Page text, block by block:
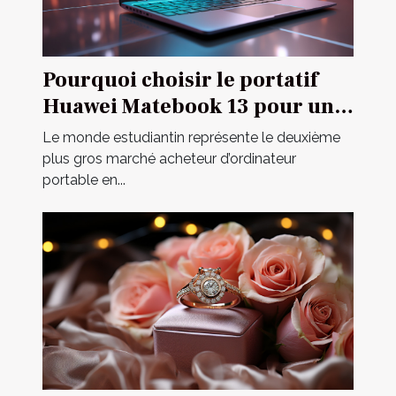
Pourquoi choisir le portatif
Huawei Matebook 13 pour un
étudiant ?
Le monde estudiantin représente le deuxième
plus gros marché acheteur d’ordinateur
portable en...